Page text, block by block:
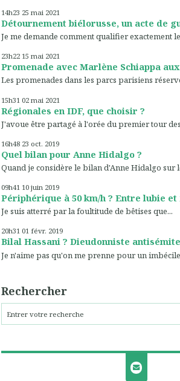
14h23 25 mai 2021
Détournement biélorusse, un acte de
Je me demande comment qualifier exactement
23h22 15 mai 2021
Promenade avec Marlène Schiappa
Les promenades dans les parcs parisiens
15h31 02 mai 2021
Régionales en IDF, que choisir ?
J'avoue être partagé à l'orée du premier tour
16h48 23 oct. 2019
Quel bilan pour Anne Hidalgo ?
Quand je considère le bilan d'Anne Hidalgo sur
09h41 10 juin 2019
Périphérique à 50 km/h ? Entre lubie
Je suis atterré par la foultitude de bêtises que...
20h31 01 févr. 2019
Bilal Hassani ? Dieudonniste
Je n'aime pas qu'on me prenne pour un imbécile
Rechercher